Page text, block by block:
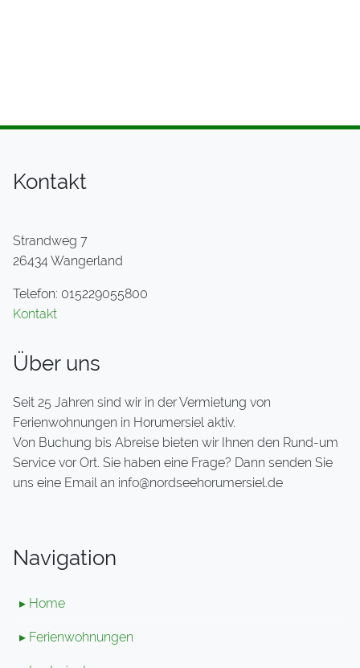
Kontakt
Strandweg 7
26434 Wangerland
Telefon: 015229055800
Kontakt
Über uns
Seit 25 Jahren sind wir in der Vermietung von
Ferienwohnungen in Horumersiel aktiv.
Von Buchung bis Abreise bieten wir Ihnen den Rund-um
Service vor Ort. Sie haben eine Frage? Dann senden Sie
uns eine Email an info@nordseehorumersiel.de
Navigation
▸ Home
▸ Ferienwohnungen